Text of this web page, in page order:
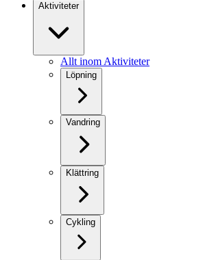
Aktiviteter
Allt inom Aktiviteter
Löpning
Vandring
Klättring
Cykling